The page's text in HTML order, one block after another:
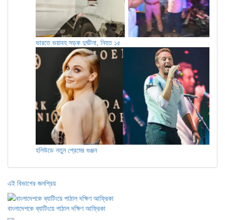
ভারতে ভয়াবহ সড়ক দুর্ঘটনা, নিহত ১৫
হলিউডে নতুন প্রেমের গুঞ্জন
এই বিভাগের জনপ্রিয়
বাংলাদেশকে ব্যাটিংয়ে পাঠাল দক্ষিণ আফ্রিকা